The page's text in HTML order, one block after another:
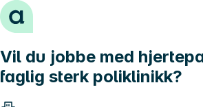
Hopp til innhold
Vil du jobbe med
faglig sterk poliklinikk?